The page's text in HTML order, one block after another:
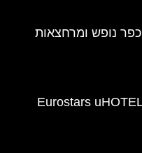
טרמה קאטז – Terme Catez כפר נופש ומרחצאות